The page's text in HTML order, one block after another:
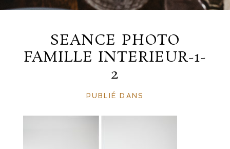
SEANCE PHOTO
FAMILLE INTERIEUR-1-
2
PUBLIÉ DANS